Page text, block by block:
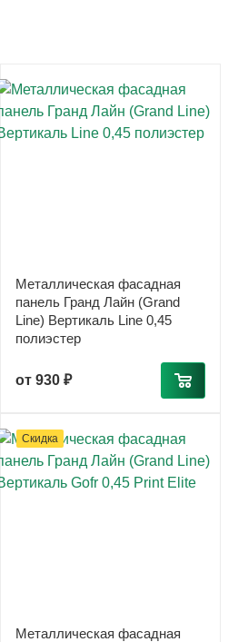
Металлическая фасадная
панель Гранд Лайн (Grand
Line) Вертикаль Line 0,45
полиэстер
от 930 ₽
Скидка
Металлическая фасадная